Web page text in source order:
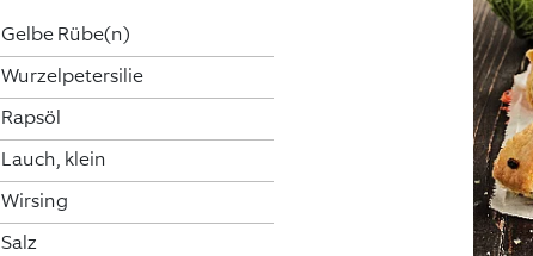
Gelbe Rübe(n)
Wurzelpetersilie
Rapsöl
Lauch, klein
Wirsing
Salz